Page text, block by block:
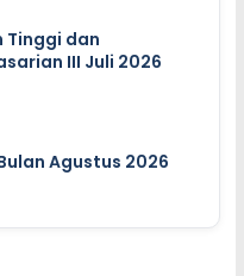
Tinggi dan
III Juli 2026
Agustus 2026